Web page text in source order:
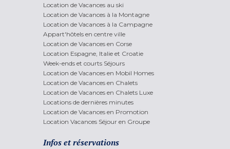
Location de Vacances au ski
Location de Vacances à la Montagne
Location de Vacances à la Campagne
Appart'hôtels en centre ville
Location de Vacances en Corse
Location Espagne, Italie et Croatie
Week-ends et courts Séjours
Location de Vacances en Mobil Homes
Location de Vacances en Chalets
Location de Vacances en Chalets Luxe
Locations de dernières minutes
Location de Vacances en Promotion
Location Vacances Séjour en Groupe
Infos et réservations